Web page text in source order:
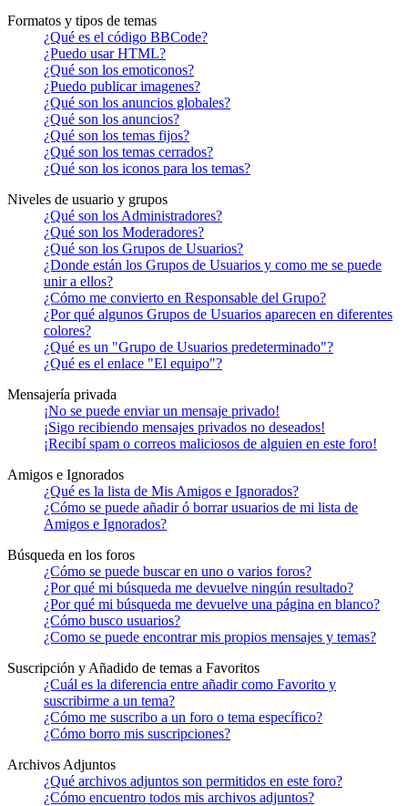
Formatos y tipos de temas
¿Qué es el código BBCode?
¿Puedo usar HTML?
¿Qué son los emoticonos?
¿Puedo publicar imagenes?
¿Qué son los anuncios globales?
¿Qué son los anuncios?
¿Qué son los temas fijos?
¿Qué son los temas cerrados?
¿Qué son los iconos para los temas?
Niveles de usuario y grupos
¿Qué son los Administradores?
¿Qué son los Moderadores?
¿Qué son los Grupos de Usuarios?
¿Donde están los Grupos de Usuarios y como me se puede
unir a ellos?
¿Cómo me convierto en Responsable del Grupo?
¿Por qué algunos Grupos de Usuarios aparecen en diferentes
colores?
¿Qué es un "Grupo de Usuarios predeterminado"?
¿Qué es el enlace "El equipo"?
Mensajería privada
¡No se puede enviar un mensaje privado!
¡Sigo recibiendo mensajes privados no deseados!
¡Recibí spam o correos maliciosos de alguien en este foro!
Amigos e Ignorados
¿Qué es la lista de Mis Amigos e Ignorados?
¿Cómo se puede añadir ó borrar usuarios de mi lista de
Amigos e Ignorados?
Búsqueda en los foros
¿Cómo se puede buscar en uno o varios foros?
¿Por qué mi búsqueda me devuelve ningún resultado?
¿Por qué mi búsqueda me devuelve una página en blanco?
¿Cómo busco usuarios?
¿Como se puede encontrar mis propios mensajes y temas?
Suscripción y Añadido de temas a Favoritos
¿Cuál es la diferencia entre añadir como Favorito y
suscribirme a un tema?
¿Cómo me suscribo a un foro o tema específico?
¿Cómo borro mis suscripciones?
Archivos Adjuntos
¿Qué archivos adjuntos son permitidos en este foro?
¿Cómo encuentro todos mis archivos adjuntos?